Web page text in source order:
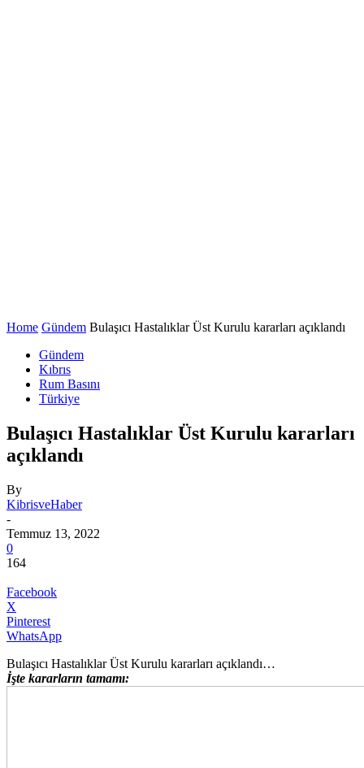
Home Gündem Bulaşıcı Hastalıklar Üst Kurulu kararları açıklandı
Gündem
Kıbrıs
Rum Basını
Türkiye
Bulaşıcı Hastalıklar Üst Kurulu kararları
açıklandı
By
KibrisveHaber
-
Temmuz 13, 2022
0
164
Facebook
X
Pinterest
WhatsApp
Bulaşıcı Hastalıklar Üst Kurulu kararları açıklandı…
İşte kararların tamamı: